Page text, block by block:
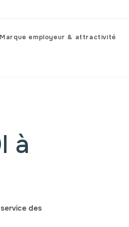
Marque employeur & attractivité
à
des